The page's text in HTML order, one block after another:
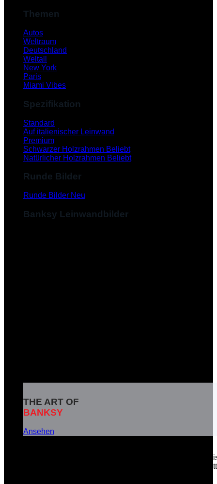
Themen
Autos
Weltraum
Deutschland
Weltall
New York
Paris
Miami Vibes
Spezifikation
Standard
Auf italienischer Leinwand
Premium
Schwarzer Holzrahmen
Natürlicher Holzrahmen
Runde Bilder
Runde Bilder
Banksy Leinwandbilder
THE ART OF
BANKSY
Ansehen
Banksy ist das Pseudonym eines weltbekannten
soziale Botschaften in seinen Kunstwerken zu